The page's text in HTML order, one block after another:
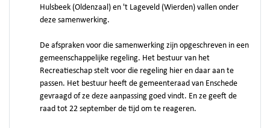
Hulsbeek (Oldenzaal) en 't Lageveld (Wierden) vallen onder
deze samenwerking.
De afspraken voor die samenwerking zijn opgeschreven in een
gemeenschappelijke regeling. Het bestuur van het
Recreatieschap stelt voor die regeling hier en daar aan te
passen. Het bestuur heeft de gemeenteraad van Enschede
gevraagd of ze deze aanpassing goed vindt. En ze geeft de
raad tot 22 september de tijd om te reageren.